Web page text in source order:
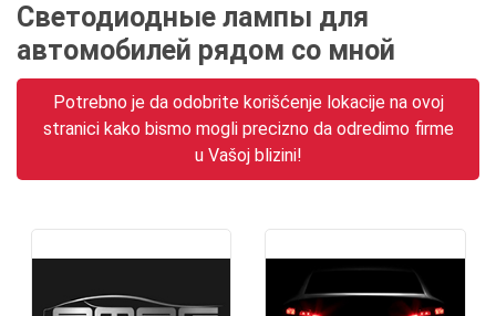
Светодиодные лампы для
автомобилей рядом со мной
Potrebno je da odobrite korišćenje lokacije na ovoj
stranici kako bismo mogli precizno da odredimo firme
u Vašoj blizini!